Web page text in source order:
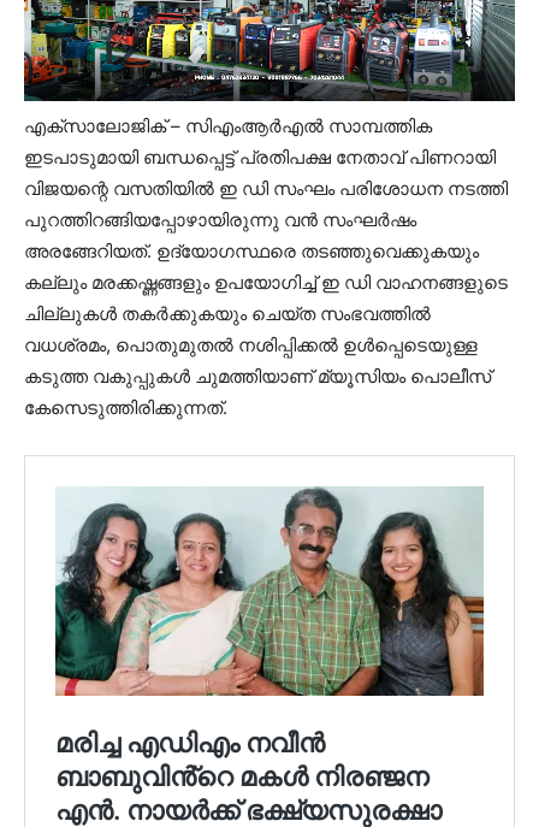
എക്സാലോജിക് – സിഎംആർഎൽ സാമ്പത്തിക
ഇടപാടുമായി ബന്ധപ്പെട്ട് പ്രതിപക്ഷ നേതാവ് പിണറായി
വിജയന്റെ വസതിയിൽ ഇ ഡി സംഘം പരിശോധന നടത്തി
പുറത്തിറങ്ങിയപ്പോഴായിരുന്നു വൻ സംഘർഷം
അരങ്ങേറിയത്. ഉദ്യോഗസ്ഥരെ തടഞ്ഞുവെക്കുകയും
കല്ലും മരക്കഷ്ണങ്ങളും ഉപയോഗിച്ച് ഇ ഡി വാഹനങ്ങളുടെ
ചില്ലുകൾ തകർക്കുകയും ചെയ്ത സംഭവത്തിൽ
വധശ്രമം, പൊതുമുതൽ നശിപ്പിക്കൽ ഉൾപ്പെടെയുള്ള
കടുത്ത വകുപ്പുകൾ ചുമത്തിയാണ് മ്യൂസിയം പൊലീസ്
കേസെടുത്തിരിക്കുന്നത്.